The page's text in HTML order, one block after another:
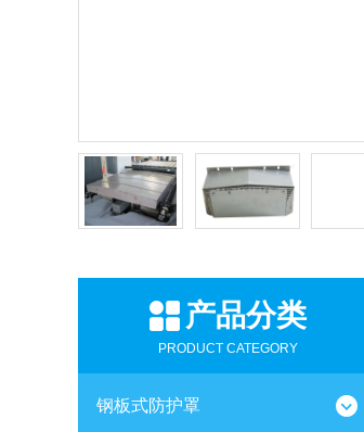
产品分类
PRODUCT CATEGORY
钢板式防护罩